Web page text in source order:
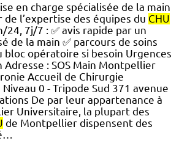
en charge spécialisée de la main
l’expertise des équipes du CHU
7j/7 : ✅ avis rapide par un
de la main ✅ parcours de soins
bloc opératoire si besoin Urgences
Adresse : SOS Main Montpellier
Accueil de Chirurgie
0 - Tripode Sud 371 avenue
De par leur appartenance à
Universitaire, la plupart des
de Montpellier dispensent des